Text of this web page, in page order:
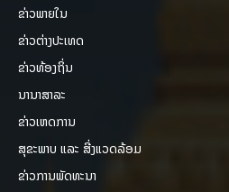
ຂ່າວພາຍ​ໃນ
ຂ່າວຕ່າງປະເທດ
ຂ່າວທ້ອງຖິ່ນ
ນານາສາລະ
ຂ່າວເຫດການ
ສຸຂະພາບ ແລະ ສີ່ງແວດລ້ອມ
ຂ່າວການພັດທະນາ